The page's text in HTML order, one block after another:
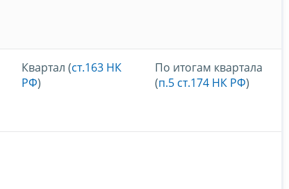
Квартал (ст.163 НК
РФ)
По итогам квартала
(п.5 ст.174 НК РФ)